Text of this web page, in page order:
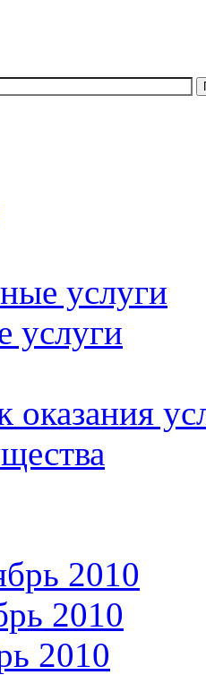
услуги
услуги
оказания
2010
2010
2010